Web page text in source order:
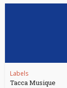
Labels
Tacca Musique